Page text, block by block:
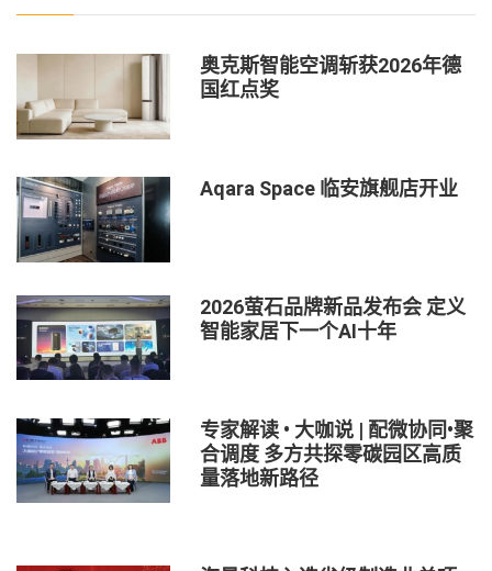
奥克斯智能空调斩获2026年德
国红点奖
Aqara Space 临安旗舰店开业
2026萤石品牌新品发布会 定义
智能家居下一个AI十年
专家解读 • 大咖说 | 配微协同•聚
合调度 多方共探零碳园区高质
量落地新路径